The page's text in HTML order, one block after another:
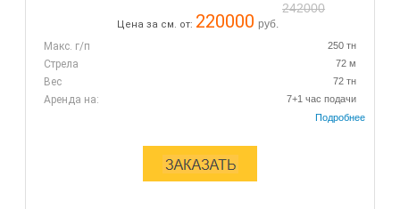
242000
Цена за см. от: 220000 руб.
Макс. г/п
250 тн
Стрела 72 м
Вес 72 тн
Аренда на: 7+1 час подачи